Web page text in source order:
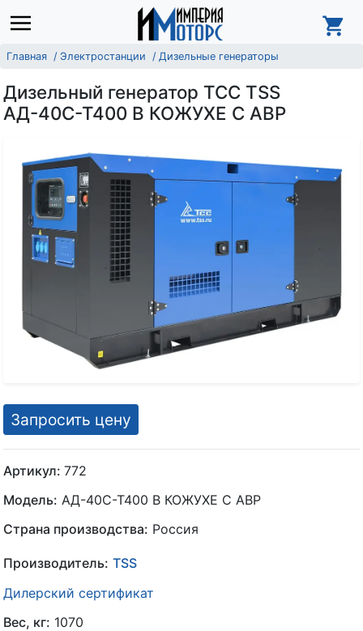
Главная Электростанции Дизельные генераторы
Дизельный генератор ТСС TSS
АД-40С-Т400 В КОЖУХЕ С АВР
Запросить цену
Артикул: 772
Модель: АД-40С-Т400 В КОЖУХЕ С АВР
Страна производства: Россия
Производитель: TSS
Дилерский сертификат
Вес, кг: 1070